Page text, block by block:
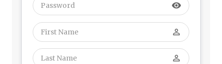
visibility
perm_identity
perm_identity